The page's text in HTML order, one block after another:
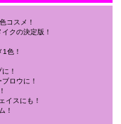
コスメ！
クの決定版！
色！
！
ロウに！
イスにも！
！